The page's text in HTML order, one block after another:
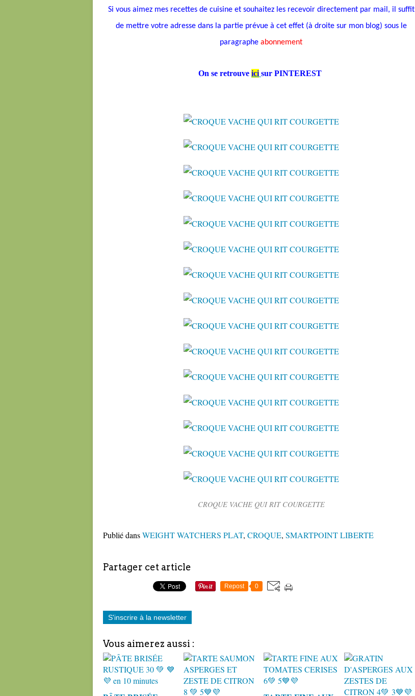
Si vous aimez mes recettes de cuisine et souhaitez les recevoir directement par mail, il suffit
de mettre votre adresse dans la partie prévue à cet effet (à droite sur mon blog) sous le
paragraphe abonnement
On se retrouve ici sur PINTEREST
CROQUE VACHE QUI RIT COURGETTE
Publié dansWEIGHT WATCHERS PLAT, CROQUE, SMARTPOINT LIBERTE
Partager cet article
Repost 0
S'inscrire à la newsletter
Vous aimerez aussi :